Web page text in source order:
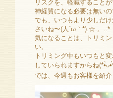
リスクを、軽減することが
神経質になる必要は無いの
でも、いつもより少しだ
さいね〜(人´ω｀*).☆.。.:*
気になることは、トリミ
い。
トリミング中もいつもと
していられますからね
では、今週もお客様を紹介